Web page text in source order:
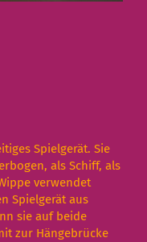
Spielgerät. Sie
als Schiff, als
verwendet
Spielgerät aus
sie auf beide
zur Hängebrücke